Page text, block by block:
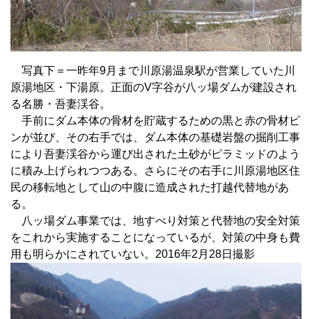
写真下＝一昨年9月まで川原湯温泉駅が営業していた川
原湯地区・下湯原。正面のV字谷が八ッ場ダムが建設され
る名勝・吾妻渓谷。
手前にダム本体の骨材を貯蔵するための黒と赤の骨材ビ
ンが並び、その右手では、ダム本体の基礎岩盤の掘削工事
により吾妻渓谷から運び出された土砂がピラミッドのよう
に積み上げられつつある。さらにその右手に川原湯地区住
民の移転地として山の中腹に造成された打越代替地があ
る。
八ッ場ダム事業では、地すべり対策と代替地の安全対策
をこれから実施することになっているが、対策の中身も費
用も明らかにされていない。2016年2月28日撮影